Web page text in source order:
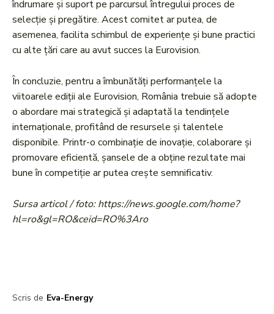
îndrumare și suport pe parcursul întregului proces de
selecție și pregătire. Acest comitet ar putea, de
asemenea, facilita schimbul de experiențe și bune practici
cu alte țări care au avut succes la Eurovision.
În concluzie, pentru a îmbunătăți performanțele la
viitoarele ediții ale Eurovision, România trebuie să adopte
o abordare mai strategică și adaptată la tendințele
internaționale, profitând de resursele și talentele
disponibile. Printr-o combinație de inovație, colaborare și
promovare eficientă, șansele de a obține rezultate mai
bune în competiție ar putea crește semnificativ.
Sursa articol / foto: https://news.google.com/home?
hl=ro&gl=RO&ceid=RO%3Aro
Scris de Eva-Energy